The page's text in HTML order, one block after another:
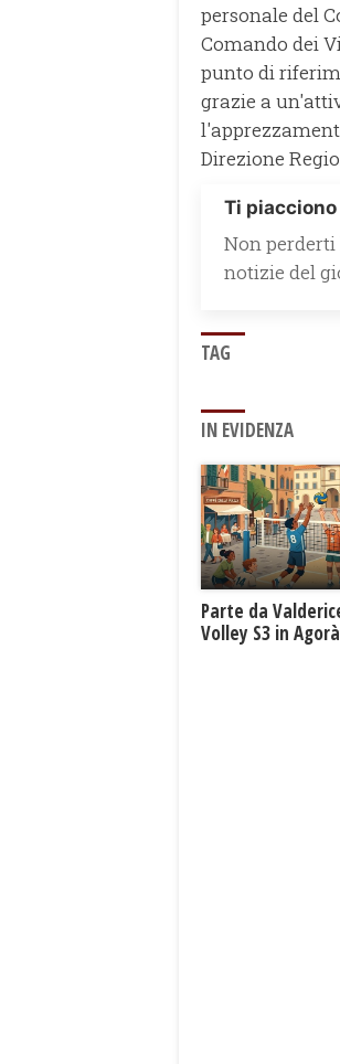
personale del
Comando dei
punto di
grazie a
Direzione
Ti
Non
notizie del
TAG
IN EVIDENZA
Parte da
Volley S3 in Agorà